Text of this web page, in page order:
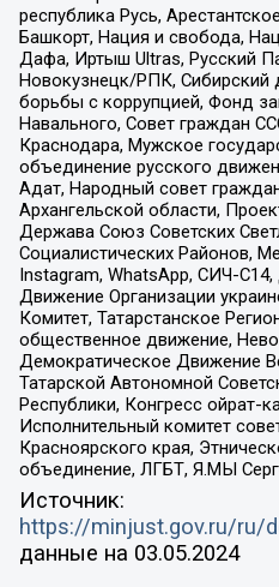
республика Русь,
Башкорт, Нация и свобода,
Дафа, Иртыш Ultras, Русский
Новокузнецк/РПК,
борьбы с коррупцией, Фонд
Навального, Совет граждан
Краснодара, Мужское
объединение русского
Адат, Народный совет
Архангельской области,
Держава Союз Советских
Социалистических Районов,
Instagram, WhatsApp, СИЧ-
Движение Организации
Комитет, Татарстанское
общественное движение,
Демократическое Движение
Татарской Автономной
Республики, Конгресс ойрат-
Исполнительный комитет
Красноярского края,
объединение, ЛГБТ, Я.МЫ
Источник:
https://minjust.gov.ru/ru/
данные на 03.05.2024